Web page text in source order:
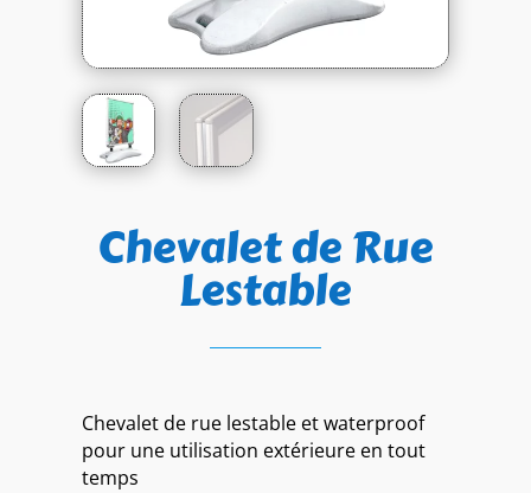
Chevalet de Rue
Lestable
Chevalet de rue lestable et waterproof
pour une utilisation extérieure en tout
temps